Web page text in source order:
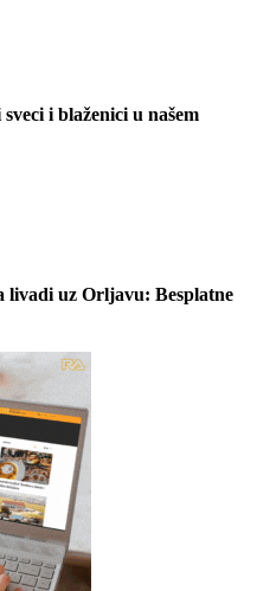
i blaženici u našem
livadi uz Orljavu: Besplatne